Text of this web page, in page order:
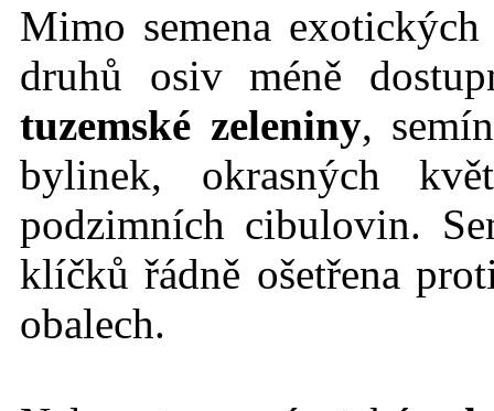
Mimo semena
druhů osiv méně
tuzemské zeleniny,
bylinek, okrasných
podzimních cibulovin.
klíčků řádně ošetřena
obalech.